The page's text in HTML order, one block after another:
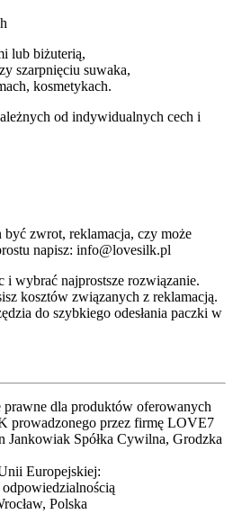
lub biżuterią,
szarpnięciu suwaka,
kosmetykach.
od indywidualnych cech i
zwrot, reklamacja, czy może
napisz: info@lovesilk.pl
i wybrać najprostsze rozwiązanie.
kosztów związanych z reklamacją.
do szybkiego odesłania paczki w
dla produktów oferowanych
prowadzonego przez firmę LOVE7
Jankowiak Spółka Cywilna, Grodzka
Europejskiej:
Polska